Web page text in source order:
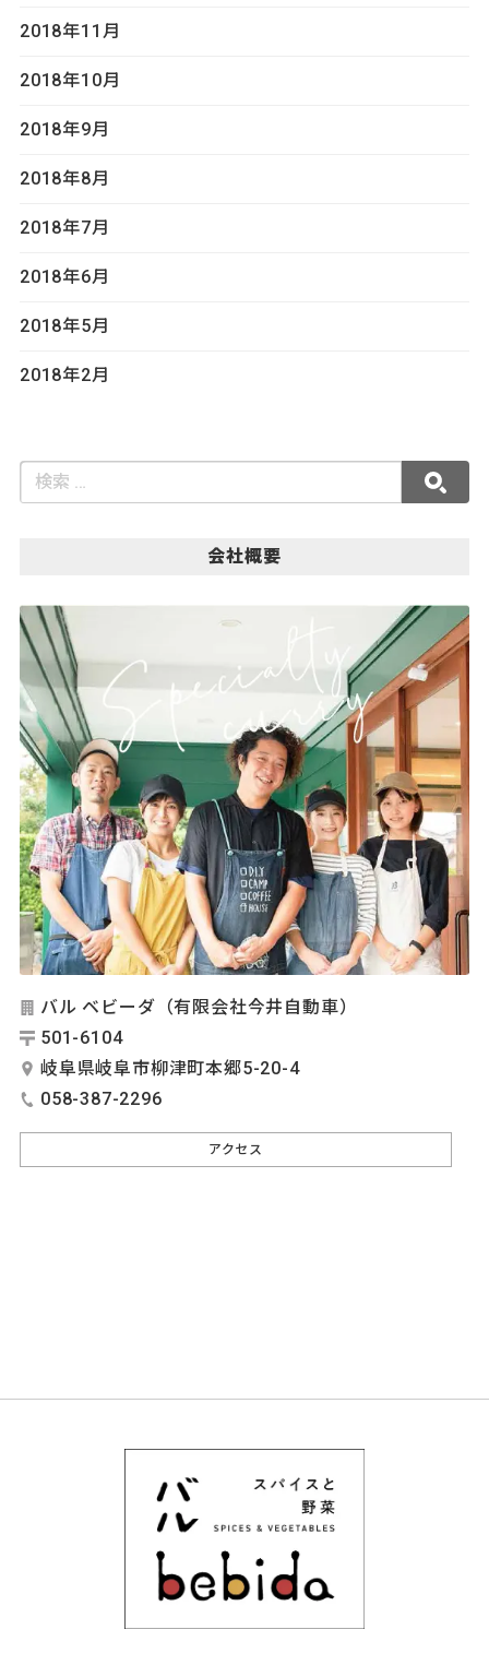
2018年11月
2018年10月
2018年9月
2018年8月
2018年7月
2018年6月
2018年5月
2018年2月
会社概要
バル ベビーダ（有限会社今井自動車）
501-6104
岐阜県岐阜市柳津町本郷5-20-4
058-387-2296
アクセス